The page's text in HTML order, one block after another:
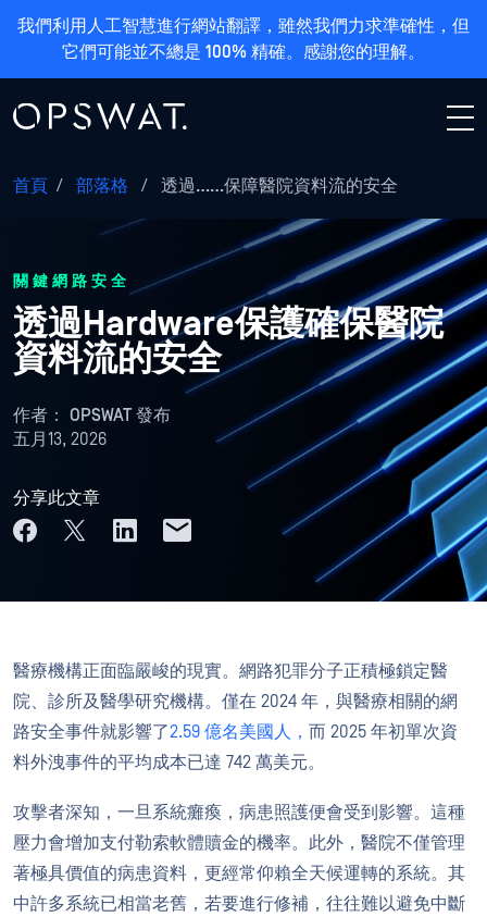
我們利用人工智慧進行網站翻譯，雖然我們力求準確性，但
它們可能並不總是 100% 精確。感謝您的理解。
首頁 / 部落格 / 透過……保障醫院資料流的安全
關鍵網路安全
透過Hardware保護確保醫院
資料流的安全
作者： OPSWAT 發布
五月13, 2026
分享此文章
醫療機構正面臨嚴峻的現實。網路犯罪分子正積極鎖定醫
院、診所及醫學研究機構。僅在 2024 年，與醫療相關的網
路安全事件就影響了2.59 億名美國人， 而 2025 年初單次資
料外洩事件的平均成本已達 742 萬美元。
攻擊者深知，一旦系統癱瘓，病患照護便會受到影響。這種
壓力會增加支付勒索軟體贖金的機率。此外，醫院不僅管理
著極具價值的病患資料，更經常仰賴全天候運轉的系統。其
中許多系統已相當老舊，若要進行修補，往往難以避免中斷